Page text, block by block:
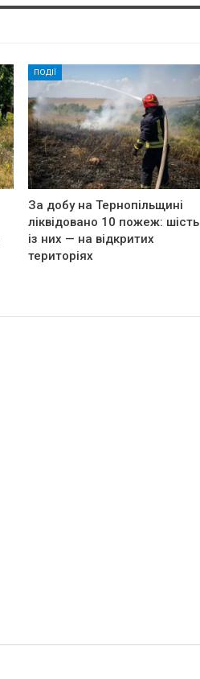
ПОДІЇ
За добу на Тернопільщині
ліквідовано 10 пожеж: шість
із них — на відкритих
територіях